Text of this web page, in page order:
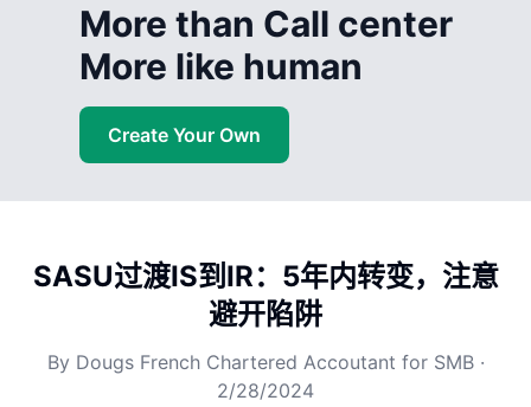
More than Call center
More like human
Create Your Own
SASU过渡IS到IR：5年内转变，注意
避开陷阱
By Dougs French Chartered Accoutant for SMB·
2/28/2024